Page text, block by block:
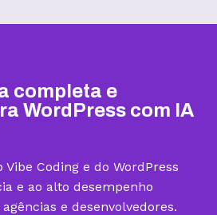
Contratar
3 sites 5 sites
completa e
WordPress com IA
Coding e do WordPress
e ao alto desempenho
e desenvolvedores.